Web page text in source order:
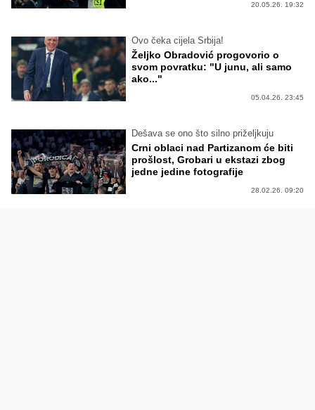
20.05.26. 19:32
Ovo čeka cijela Srbija!
Željko Obradović progovorio o
svom povratku: "U junu, ali samo
ako..."
05.04.26. 23:45
Dešava se ono što silno priželjkuju
Crni oblaci nad Partizanom će biti
prošlost, Grobari u ekstazi zbog
jedne jedine fotografije
28.02.26. 09:20